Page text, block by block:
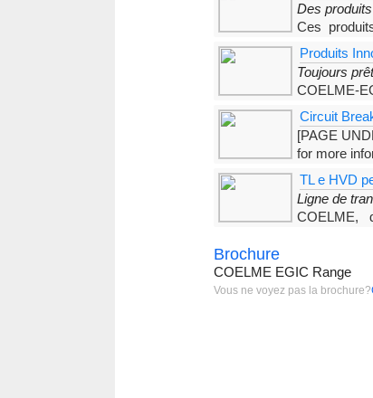
Des
Ces
ferrées et sont inclus dans
Produits
Toujours
COELME-
développé une gamme de
Circuit
[PAGE
for more
TL e HVD
Ligne de
COELME,
Brochure
COELME EGIC Range
Vous ne voyez pas la brochure?